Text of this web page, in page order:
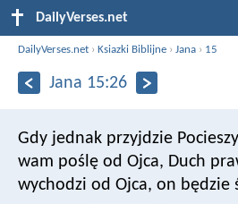
DailyVerses.net
DailyVerses.net ›Ksiazki Biblijne ›Jana › 15
Jana 15:26
Gdy jednak przyjdzie
wam poślę od Ojca, Duch
wychodzi od Ojca, on będzie